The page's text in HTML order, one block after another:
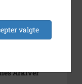
Arkiver
valgte